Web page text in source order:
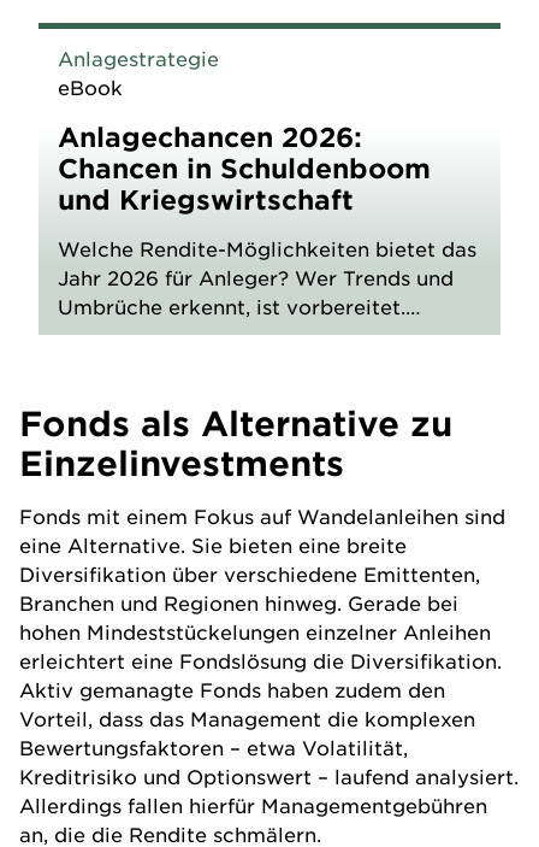
Anlagestrategie
eBook
Anlagechancen 2026:
Chancen in Schuldenboom
und Kriegswirtschaft
Welche Rendite-Möglichkeiten bietet das
Jahr 2026 für Anleger? Wer Trends und
Umbrüche erkennt, ist vorbereitet.
Erfahren Sie mehr!
Fonds als Alternative zu
Einzelinvestments
Fonds mit einem Fokus auf Wandelanleihen sind
eine Alternative. Sie bieten eine breite
Diversifikation über verschiedene Emittenten,
Branchen und Regionen hinweg. Gerade bei
hohen Mindeststückelungen einzelner Anleihen
erleichtert eine Fondslösung die Diversifikation.
Aktiv gemanagte Fonds haben zudem den
Vorteil, dass das Management die komplexen
Bewertungsfaktoren – etwa Volatilität,
Kreditrisiko und Optionswert – laufend analysiert.
Allerdings fallen hierfür Managementgebühren
an, die die Rendite schmälern.